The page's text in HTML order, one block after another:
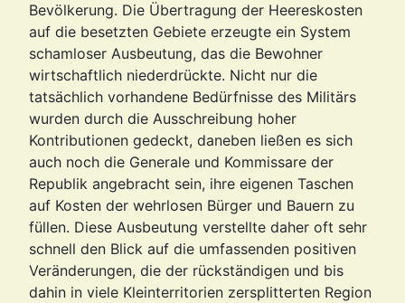
Bevölkerung. Die Übertragung der Heereskosten
auf die besetzten Gebiete erzeugte ein System
schamloser Ausbeutung, das die Bewohner
wirtschaftlich niederdrückte. Nicht nur die
tatsächlich vorhandene Bedürfnisse des Militärs
wurden durch die Ausschreibung hoher
Kontributionen gedeckt, daneben ließen es sich
auch noch die Generale und Kommissare der
Republik angebracht sein, ihre eigenen Taschen
auf Kosten der wehrlosen Bürger und Bauern zu
füllen. Diese Ausbeutung verstellte daher oft sehr
schnell den Blick auf die umfassenden positiven
Veränderungen, die der rückständigen und bis
dahin in viele Kleinterritorien zersplitterten Region